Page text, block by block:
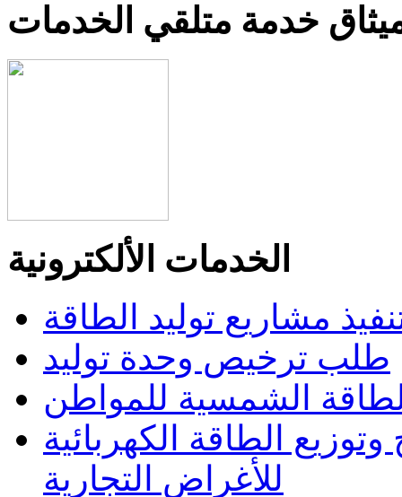
خدمة متلقي الخدمات
الخدمات الألكترونية
مشاريع توليد الطاقة
طلب ترخيص وحدة توليد
الشمسية للمواطن
الطاقة الكهربائية
للأغراض التجارية